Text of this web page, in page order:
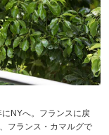
NYへ。フランスに戻
フランス・カマルグで